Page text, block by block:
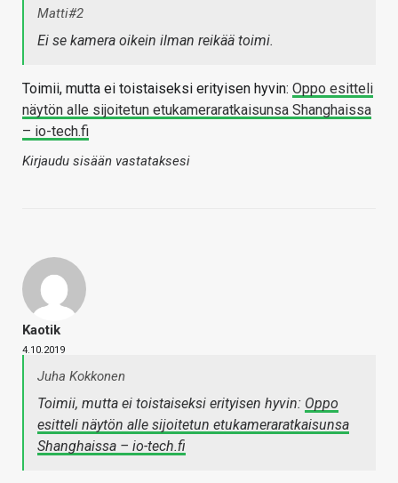
Matti#2
Ei se kamera oikein ilman reikää toimi.
Toimii, mutta ei toistaiseksi erityisen hyvin: Oppo esitteli
näytön alle sijoitetun etukameraratkaisunsa Shanghaissa
– io-tech.fi
Kirjaudu sisään vastataksesi
Kaotik
4.10.2019
Juha Kokkonen
Toimii, mutta ei toistaiseksi erityisen hyvin: Oppo
esitteli näytön alle sijoitetun etukameraratkaisunsa
Shanghaissa – io-tech.fi